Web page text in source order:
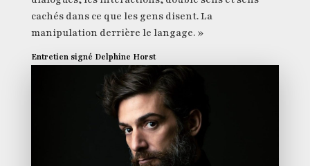
cachés dans ce que les gens disent. La
manipulation derrière le langage. »
Entretien signé Delphine Horst